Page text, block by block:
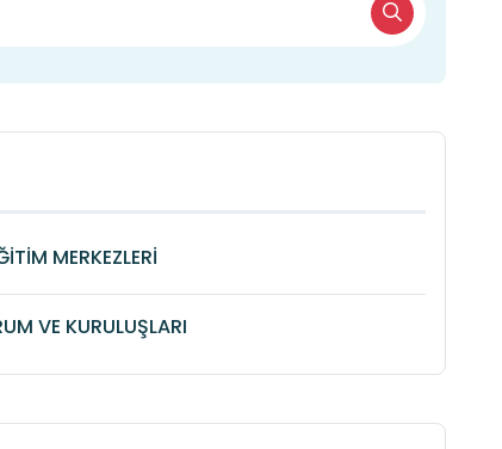
MERKEZLERİ
VE KURULUŞLARI